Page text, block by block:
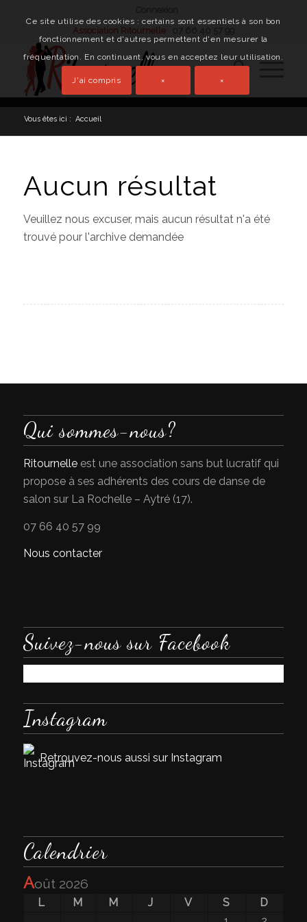
Association Ritournelle
Vous êtes ici : Accueil
Aucun résultat
Veuillez nous excuser, mais aucun résultat n'a été
trouvé pour l'archive demandée
Qui sommes-nous?
Ritournelleest une association sans but lucratif qui
propose à ses adhérents des cours de danse de
salon sur La Rochelle – Aytré (17).
07 66 40 57 99
Nous contacter
Suivez-nous sur Facebook
Instagram
Retrouvez-nous aussi sur Instagram
Calendrier
août 2026
L M M J V S
D
Ce site utilise des cookies : certains sont essentiels à son bon
fonctionnement et d'autres permettent d'en mesurer la
fréquentation. En continuant, vous en acceptez leur utilisation.
J'ai compris × ×